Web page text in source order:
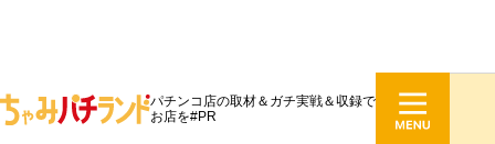
パチンコ店の取材＆ガチ実戦＆収録で
お店を#PR
牧野綾花 #057『え？！いつの間